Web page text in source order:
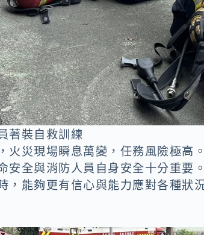
著裝自救訓練
火災現場瞬息萬變，任務風險極高
安全與消防人員自身安全十分重要
，能夠更有信心與能力應對各種狀